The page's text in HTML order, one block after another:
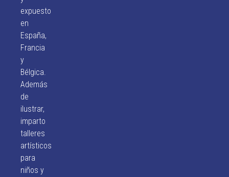
expuesto
en
España,
Francia
y
Bélgica.
Además
de
ilustrar,
imparto
talleres
artísticos
para
niños y